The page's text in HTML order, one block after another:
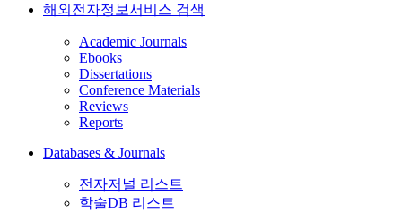
해외전자정보서비스 검색
Academic Journals
Ebooks
Dissertations
Conference Materials
Reviews
Reports
Databases & Journals
전자저널 리스트
학술DB 리스트